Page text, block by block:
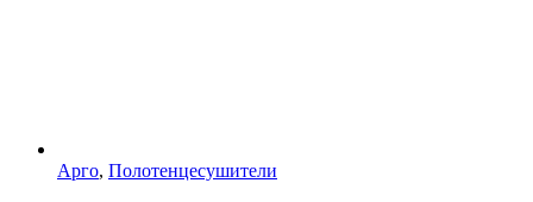
Арго, Полотенцесушители